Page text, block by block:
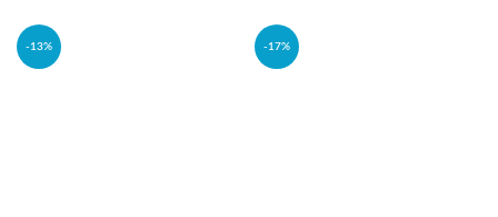
-13% -17%